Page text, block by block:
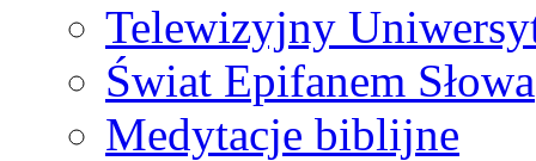
Telewizyjny
Świat Epifanem Słowa
Medytacje biblijne